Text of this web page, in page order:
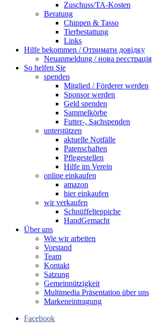
Zuschuss/TA-Kosten
Beratung
Chippen & Tasso
Tierbestattung
Links
Hilfe bekommen / Отримати довідку
Neuanmeldung / нова реєстрація
So helfen Sie
spenden
Mitglied / Förderer werden
Sponsor werden
Geld spenden
Sammelkörbe
Futter-, Sachspenden
unterstützen
aktuelle Notfälle
Patenschaften
Pflegestellen
Hilfe im Verein
online einkaufen
amazon
hier einkaufen
wir verkaufen
Schnüffelteppiche
HandGemacht
Über uns
Wie wir arbeiten
Vorstand
Team
Kontakt
Satzung
Gemeinnützigkeit
Multimedia Präsentation über uns
Markeneintragung
Facebook